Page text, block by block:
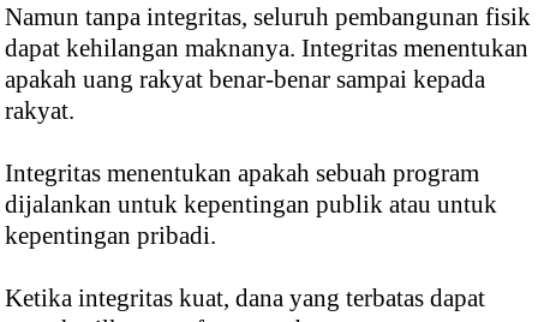
Namun tanpa integritas, seluruh pembangunan fisik
dapat kehilangan maknanya. Integritas menentukan
apakah uang rakyat benar-benar sampai kepada
rakyat.
Integritas menentukan apakah sebuah program
dijalankan untuk kepentingan publik atau untuk
kepentingan pribadi.
Ketika integritas kuat, dana yang terbatas dapat